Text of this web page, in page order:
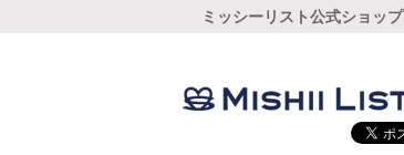
ミッシーリスト公式ショップ